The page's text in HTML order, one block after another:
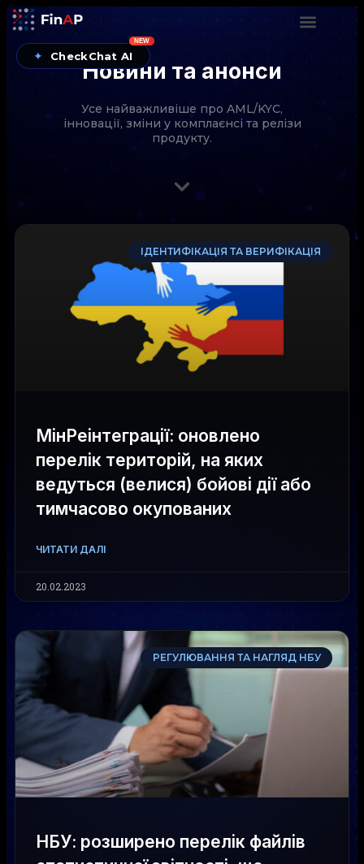
✦ CheckChat AI
NEW
Новини та анонси
Усе найважливіше про AML/KYC,
інновації, зміни у комплаєнсі та релізи
продукту.
ІДЕНТИФІКАЦІЯ ТА ВЕРИФІКАЦІЯ
МінРеінтеграції: оновлено
перелік територій, на яких
ведуться (велися) бойові дії або
тимчасово окупованих
ЧИТАТИ ДАЛІ
20.02.2023
РЕГУЛЮВАННЯ ТА НАГЛЯД НБУ
НБУ: розширено перелік файлів